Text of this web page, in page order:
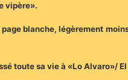
vipère».
blanche, légèrement
toute sa vie à «Lo Alvaro»/